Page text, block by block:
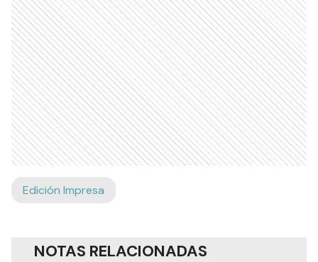
Edición Impresa
NOTAS RELACIONADAS